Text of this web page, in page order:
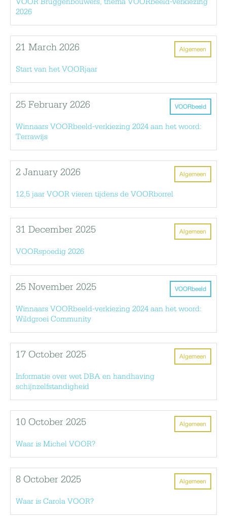
VOOR Bruggenbouwers, thema VOORbeeld-verkiezing
2026
Algemeen
21 March 2026
Start van het VOORjaar
VOORbeeld
25 February 2026
Winnaars VOORbeeld-verkiezing 2024 aan het woord:
Terrawijs
Algemeen
2 January 2026
12,5 jaar VOOR vieren tijdens de VOORborrel
Algemeen
31 December 2025
VOORspoedig 2026
VOORbeeld
25 November 2025
Winnaars VOORbeeld-verkiezing 2024 aan het woord:
Wildgroei Community
Algemeen
17 October 2025
Informatie over wet DBA en handhaving
schijnzelfstandigheid
Algemeen
10 October 2025
Waar is Michel VOOR?
Algemeen
8 October 2025
Waar is Carola VOOR?